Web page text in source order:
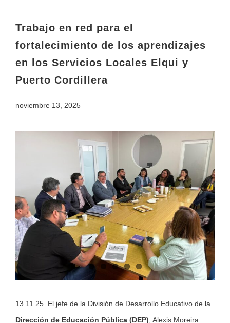
Trabajo en red para el
fortalecimiento de los aprendizajes
en los Servicios Locales Elqui y
Puerto Cordillera
noviembre 13, 2025
13.11.25. El jefe de la División de Desarrollo Educativo de la
Dirección de Educación Pública (DEP) , Alexis Moreira